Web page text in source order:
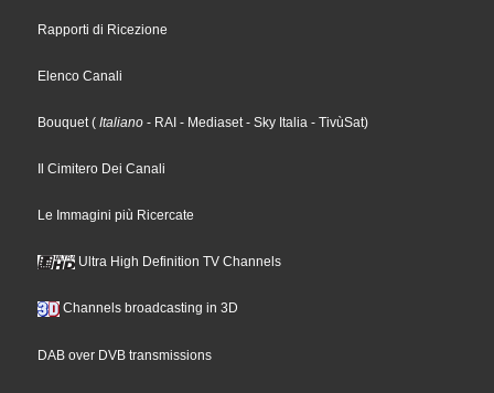
Rapporti di Ricezione
Elenco Canali
Bouquet ( Italiano - RAI - Mediaset - Sky Italia - TivùSat)
Il Cimitero Dei Canali
Le Immagini più Ricercate
Ultra High Definition TV Channels
Channels broadcasting in 3D
DAB over DVB transmissions